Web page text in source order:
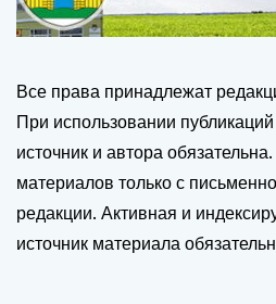
Все права принадлежат
При использовании
источник и автора
материалов только с
редакции. Активная и
источник материала